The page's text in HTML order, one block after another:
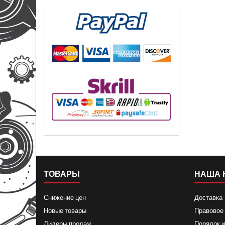
ТОВАРЫ
Снижение цен
Новые товары
НАША
Доставка